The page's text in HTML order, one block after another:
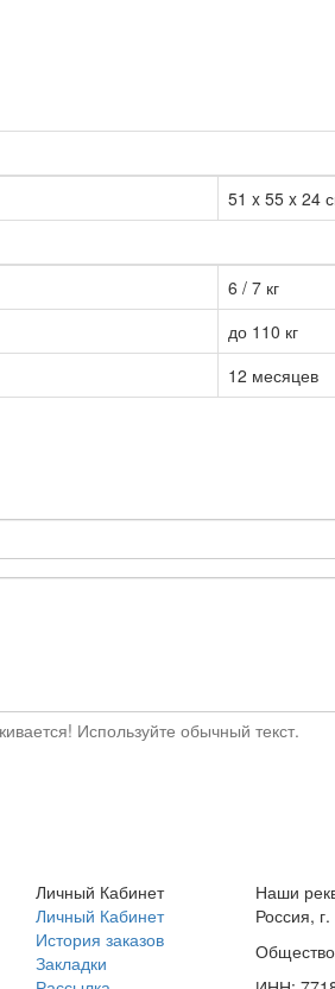
51 x 55 x 24
6 / 7 кг
до 110 кг
12 месяцев
Используйте обычный текст.
Личный Кабинет
Личный Кабинет
История заказов
Закладки
Наши
Россия,
Общество